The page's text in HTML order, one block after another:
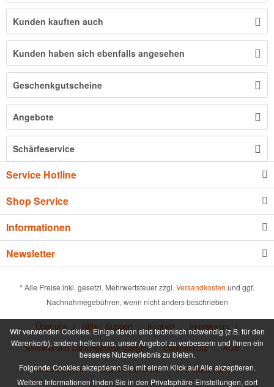
Kunden kauften auch
Kunden haben sich ebenfalls angesehen
Geschenkgutscheine
Angebote
Schärfeservice
Service Hotline
Shop Service
Informationen
Newsletter
* Alle Preise inkl. gesetzl. Mehrwertsteuer zzgl. Versandkosten und ggf.
Nachnahmegebühren, wenn nicht anders beschrieben
Über uns Hilfe / Support Kontakt
Impressum
Versand und Zahlungsbedingungen
Datenschutz
AGB
Widerrufsrecht
Widerrufsformular
Info Gutscheine
Wir verwenden Cookies. Einige davon sind technisch notwendig (z.B. für den
Warenkorb), andere helfen uns, unser Angebot zu verbessern und Ihnen ein
besseres Nutzererlebnis zu bieten.
Folgende Cookies akzeptieren Sie mit einem Klick auf Alle akzeptieren.
Weitere Informationen finden Sie in den Privatsphäre-Einstellungen, dort